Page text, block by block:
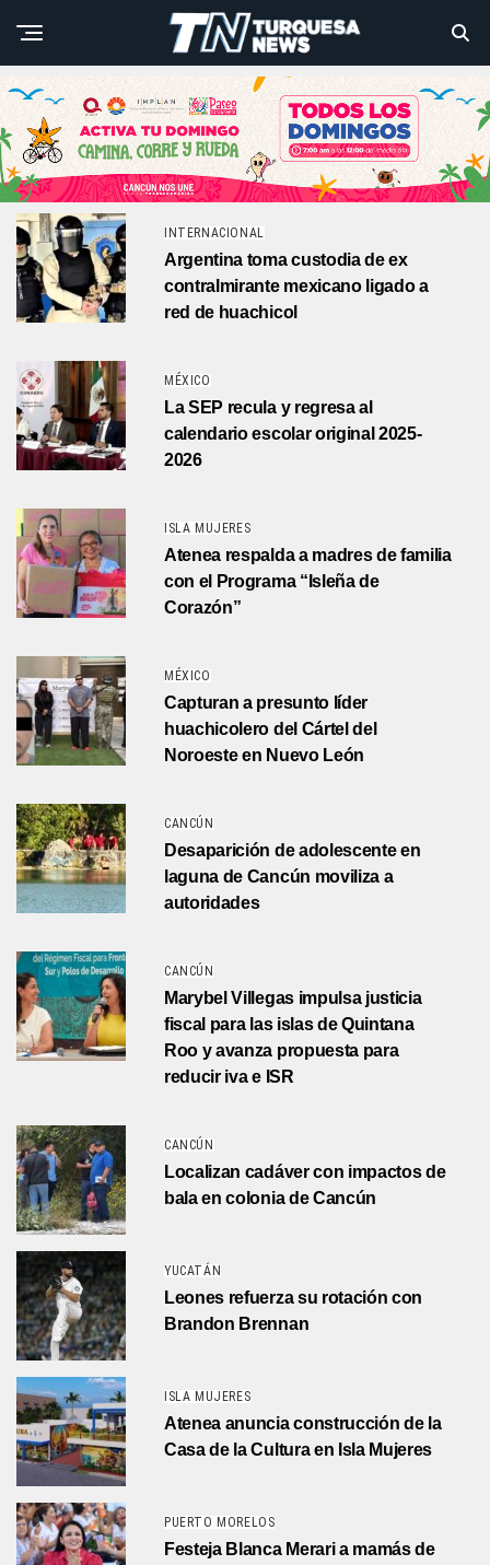
INTERNACIONAL
Argentina toma custodia de ex
contralmirante mexicano ligado a
red de huachicol
MÉXICO
La SEP recula y regresa al
calendario escolar original 2025-
2026
ISLA MUJERES
Atenea respalda a madres de familia
con el Programa “Isleña de
Corazón”
MÉXICO
Capturan a presunto líder
huachicolero del Cártel del
Noroeste en Nuevo León
CANCÚN
Desaparición de adolescente en
laguna de Cancún moviliza a
autoridades
CANCÚN
Marybel Villegas impulsa justicia
fiscal para las islas de Quintana
Roo y avanza propuesta para
reducir iva e ISR
CANCÚN
Localizan cadáver con impactos de
bala en colonia de Cancún
YUCATÁN
Leones refuerza su rotación con
Brandon Brennan
ISLA MUJERES
Atenea anuncia construcción de la
Casa de la Cultura en Isla Mujeres
PUERTO MORELOS
Festeja Blanca Merari a mamás de